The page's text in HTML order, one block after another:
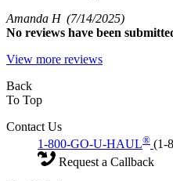
Amanda H (7/14/2025)
No reviews have been
View more reviews
Back
To Top
Contact Us
1-800-GO-U-HAUL® (1-
Request a Callback